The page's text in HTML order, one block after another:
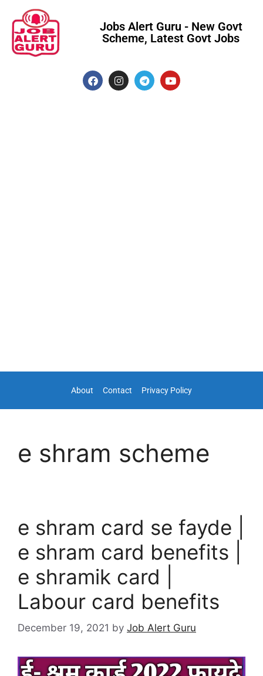
Jobs Alert Guru - New Govt
Scheme, Latest Govt Jobs
About Contact Privacy Policy
e shram scheme
e shram card se fayde |
e shram card benefits |
e shramik card |
Labour card benefits
December 19, 2021 by Job Alert Guru